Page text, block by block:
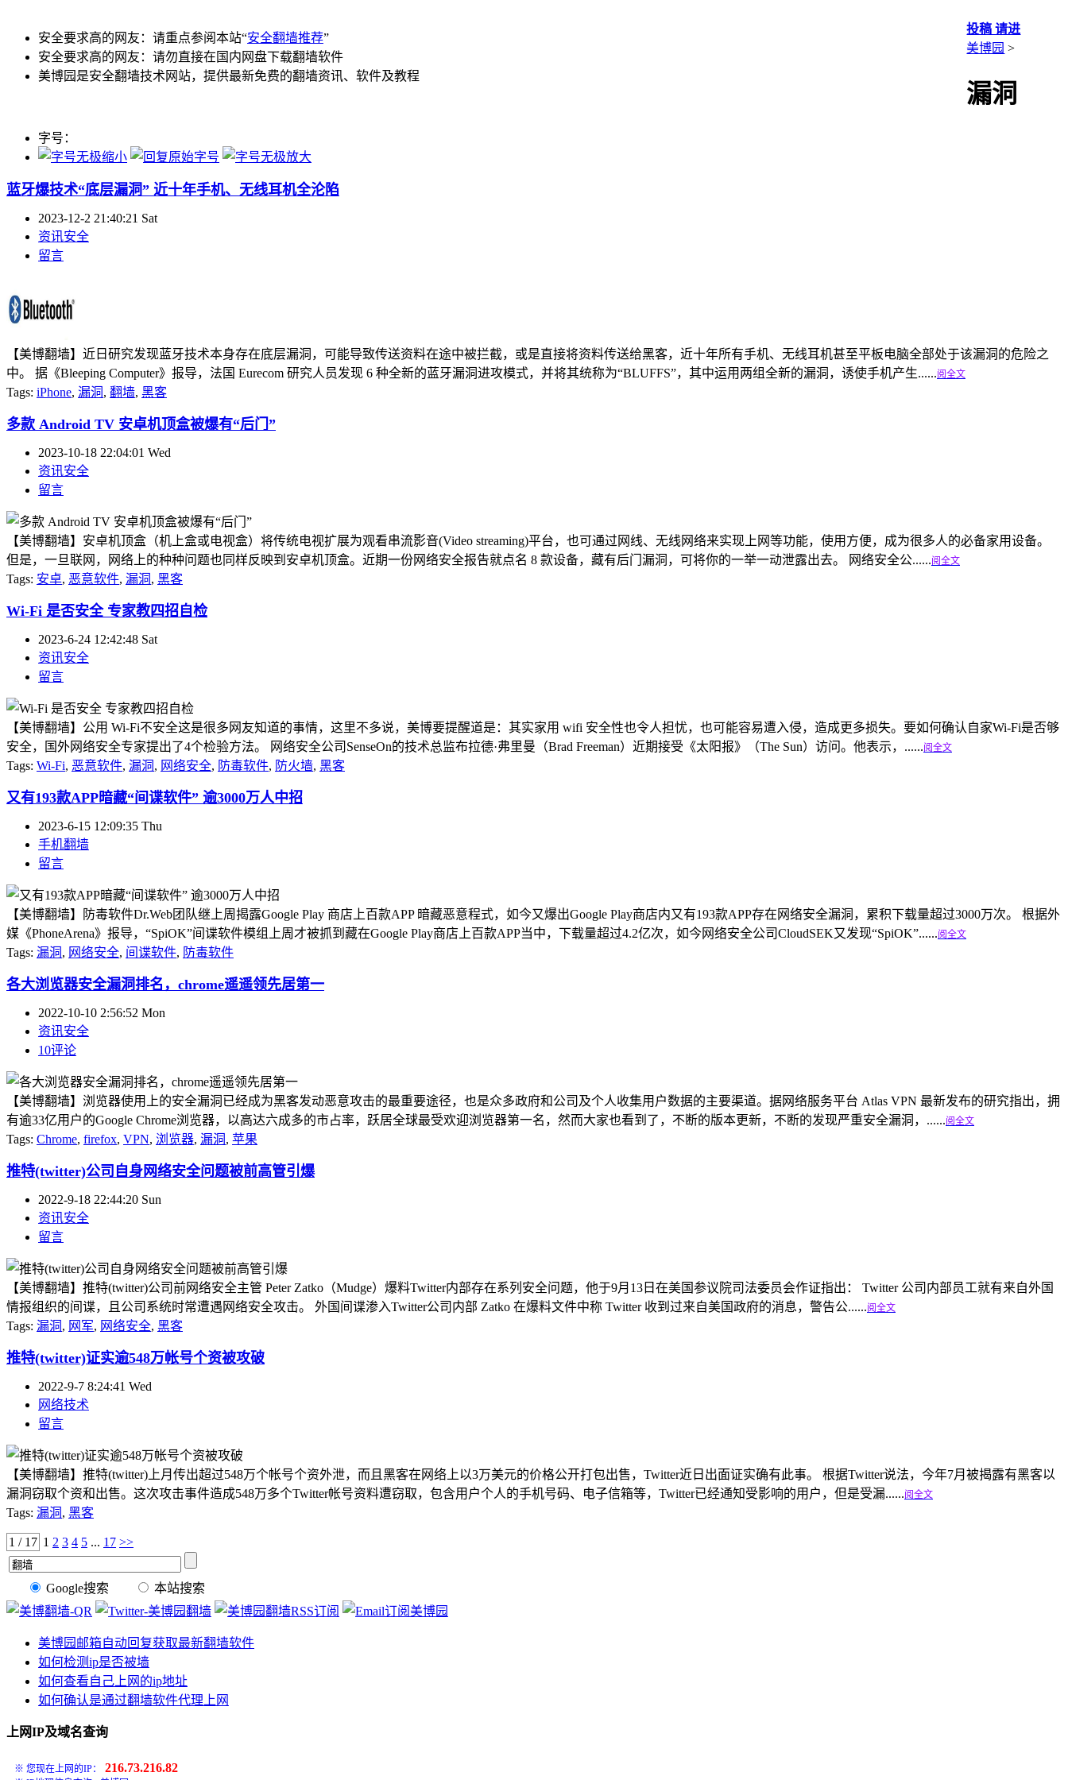
安全要求高的网友：请重点参阅本站“安全翻墙推荐”
安全要求高的网友：请勿直接在国内网盘下载翻墙软件
美博园是安全翻墙技术网站，提供最新免费的翻墙资讯、软件及教程
投稿 请进
美博园 >
漏洞
字号：
蓝牙爆技术“底层漏洞” 近十年手机、无线耳机全沦陷
2023-12-2 21:40:21 Sat
资讯安全
留言
【美博翻墙】近日研究发现蓝牙技术本身存在底层漏洞，可能导致传送资料在途中被拦截，或是直接将资料传送给黑客，近十年所有手机、无线耳机甚至平板电脑全部处于该漏洞的危险之
中。 据《Bleeping Computer》报导，法国 Eurecom 研究人员发现 6 种全新的蓝牙漏洞进攻模式，并将其统称为“BLUFFS”，其中运用两组全新的漏洞，诱使手机产生......阅全文
Tags: iPhone, 漏洞 , 翻墙, 黑客
多款 Android TV 安卓机顶盒被爆有“后门”
2023-10-18 22:04:01 Wed
资讯安全
留言
【美博翻墙】安卓机顶盒（机上盒或电视盒）将传统电视扩展为观看串流影音(Video streaming)平台，也可通过网线、无线网络来实现上网等功能，使用方便，成为很多人的必备家用设备。
但是，一旦联网，网络上的种种问题也同样反映到安卓机顶盒。近期一份网络安全报告就点名 8 款设备，藏有后门漏洞，可将你的一举一动泄露出去。 网络安全公......阅全文
Tags: 安卓, 恶意软件, 漏洞 , 黑客
Wi-Fi 是否安全 专家教四招自检
2023-6-24 12:42:48 Sat
资讯安全
留言
【美博翻墙】公用 Wi-Fi不安全这是很多网友知道的事情，这里不多说，美博要提醒道是：其实家用 wifi 安全性也令人担忧，也可能容易遭入侵，造成更多损失。要如何确认自家Wi-Fi是否够
安全，国外网络安全专家提出了4个检验方法。 网络安全公司SenseOn的技术总监布拉德·弗里曼（Brad Freeman）近期接受《太阳报》（The Sun）访问。他表示，......阅全文
Tags: Wi-Fi, 恶意软件, 漏洞 , 网络安全, 防毒软件, 防火墙, 黑客
又有193款APP暗藏“间谍软件” 逾3000万人中招
2023-6-15 12:09:35 Thu
手机翻墙
留言
【美博翻墙】防毒软件Dr.Web团队继上周揭露Google Play 商店上百款APP 暗藏恶意程式，如今又爆出Google Play商店内又有193款APP存在网络安全漏洞，累积下载量超过3000万次。 根据外
媒《PhoneArena》报导，“SpiOK”间谍软件模组上周才被抓到藏在Google Play商店上百款APP当中，下载量超过4.2亿次，如今网络安全公司CloudSEK又发现“SpiOK”......阅全文
Tags: 漏洞 , 网络安全, 间谍软件, 防毒软件
各大浏览器安全漏洞排名，chrome遥遥领先居第一
2022-10-10 2:56:52 Mon
资讯安全
10评论
【美博翻墙】浏览器使用上的安全漏洞已经成为黑客发动恶意攻击的最重要途径，也是众多政府和公司及个人收集用户数据的主要渠道。据网络服务平台 Atlas VPN 最新发布的研究指出，拥
有逾33亿用户的Google Chrome浏览器，以高达六成多的市占率，跃居全球最受欢迎浏览器第一名，然而大家也看到了，不断的版本更新，不断的发现严重安全漏洞，......阅全文
Tags: Chrome, firefox, VPN, 浏览器, 漏洞 , 苹果
推特(twitter)公司自身网络安全问题被前高管引爆
2022-9-18 22:44:20 Sun
资讯安全
留言
【美博翻墙】推特(twitter)公司前网络安全主管 Peter Zatko（Mudge）爆料Twitter内部存在系列安全问题，他于9月13日在美国参议院司法委员会作证指出： Twitter 公司内部员工就有来自外国
情报组织的间谍，且公司系统时常遭遇网络安全攻击。 外国间谍渗入Twitter公司内部 Zatko 在爆料文件中称 Twitter 收到过来自美国政府的消息，警告公......阅全文
Tags: 漏洞 , 网军, 网络安全, 黑客
推特(twitter)证实逾548万帐号个资被攻破
2022-9-7 8:24:41 Wed
网络技术
留言
【美博翻墙】推特(twitter)上月传出超过548万个帐号个资外泄，而且黑客在网络上以3万美元的价格公开打包出售，Twitter近日出面证实确有此事。 根据Twitter说法，今年7月被揭露有黑客以
漏洞窃取个资和出售。这次攻击事件造成548万多个Twitter帐号资料遭窃取，包含用户个人的手机号码、电子信箱等，Twitter已经通知受影响的用户，但是受漏......阅全文
Tags: 漏洞 , 黑客
1 / 17 1 2 3 4 5 ... 17 >>
Google搜索 本站搜索
美博园邮箱自动回复获取最新翻墙软件
如何检测ip是否被墙
如何查看自己上网的ip地址
如何确认是通过翻墙软件代理上网
上网IP及域名查询
※ 您现在上网的IP： 216.73.216.82